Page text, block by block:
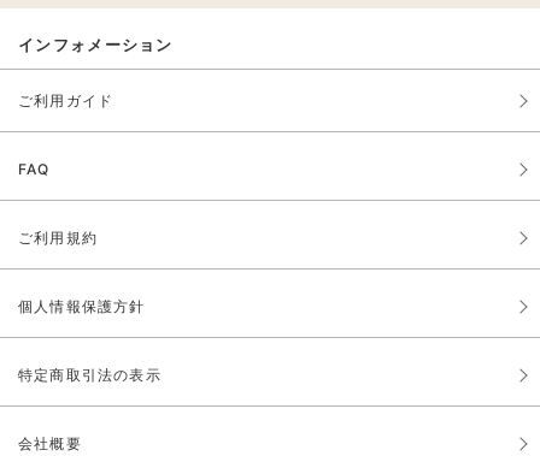
インフォメーション
ご利用ガイド
FAQ
ご利用規約
個人情報保護方針
特定商取引法の表示
会社概要